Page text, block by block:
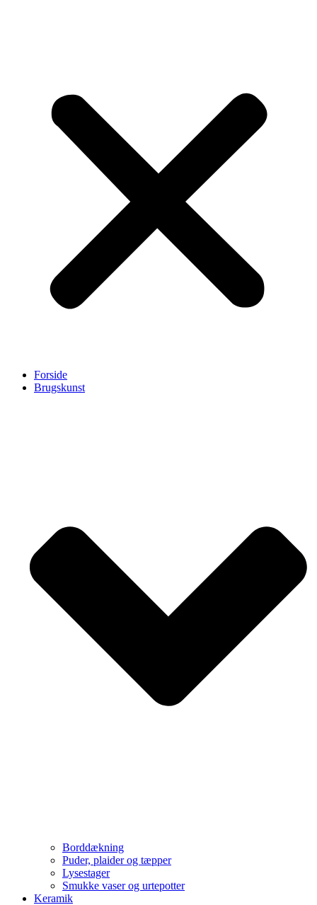
Forside
Brugskunst
Borddækning
Puder, plaider og tæpper
Lysestager
Smukke vaser og urtepotter
Keramik